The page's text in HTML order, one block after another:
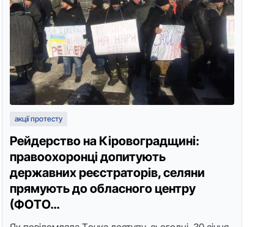
акції протесту
Рейдерство на Кіровоградщині:
правоохоронці допитують
державних реєстраторів, селяни
прямують до обласного центру
(ФOТO…